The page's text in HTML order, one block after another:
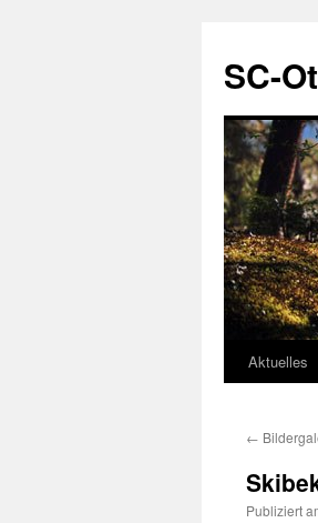
SC-
Zum
springen
Aktuelles
←
Publiziert